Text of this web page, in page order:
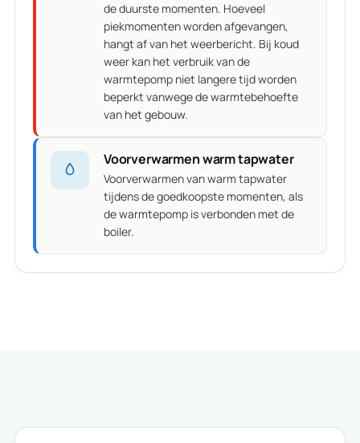
de duurste momenten. Hoeveel
piekmomenten worden afgevangen,
hangt af van het weerbericht. Bij koud
weer kan het verbruik van de
warmtepomp niet langere tijd worden
beperkt vanwege de warmtebehoefte
van het gebouw.
Voorverwarmen warm tapwater
Voorverwarmen van warm tapwater
tijdens de goedkoopste momenten, als
de warmtepomp is verbonden met de
boiler.